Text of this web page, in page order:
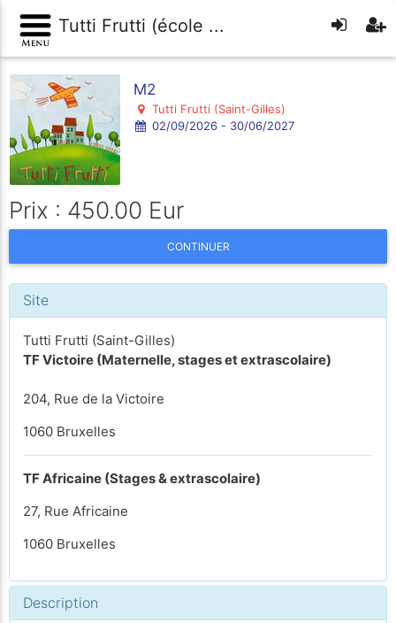
Tutti Frutti (école ...
M2
Tutti Frutti (Saint-Gilles)
02/09/2026 - 30/06/2027
Prix : 450.00 Eur
CONTINUER
Site
Tutti Frutti (Saint-Gilles)
TF Victoire (Maternelle, stages et extrascolaire)
204, Rue de la Victoire
1060 Bruxelles
TF Africaine (Stages & extrascolaire)
27, Rue Africaine
1060 Bruxelles
Description